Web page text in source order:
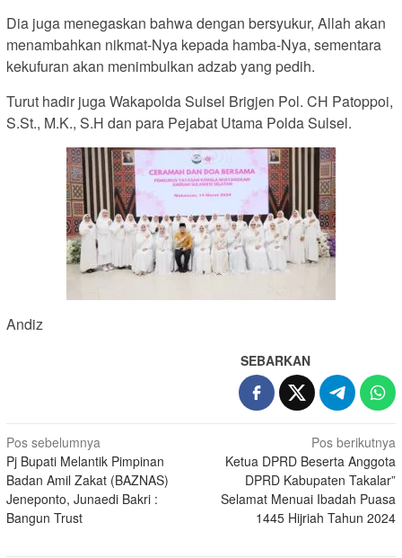
Dia juga menegaskan bahwa dengan bersyukur, Allah akan
menambahkan nikmat-Nya kepada hamba-Nya, sementara
kekufuran akan menimbulkan adzab yang pedih.
Turut hadir juga Wakapolda Sulsel Brigjen Pol. CH Patoppoi,
S.St., M.K., S.H dan para Pejabat Utama Polda Sulsel.
Andiz
SEBARKAN
Navigasi
pos
Pos sebelumnya
Pj Bupati Melantik Pimpinan
Badan Amil Zakat (BAZNAS)
Jeneponto, Junaedi Bakri :
Bangun Trust
Pos berikutnya
Ketua DPRD Beserta Anggota
DPRD Kabupaten Takalar”
Selamat Menuai Ibadah Puasa
1445 Hijriah Tahun 2024